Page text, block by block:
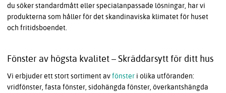
du söker standardmått eller specialanpassade lösningar, har vi
produkterna som håller för det skandinaviska klimatet för huset
och fritidsboendet.
Fönster av högsta kvalitet – Skräddarsytt för ditt hus
Vi erbjuder ett stort sortiment avfönster i olika utföranden:
vridfönster, fasta fönster, sidohängda fönster, överkantshängda